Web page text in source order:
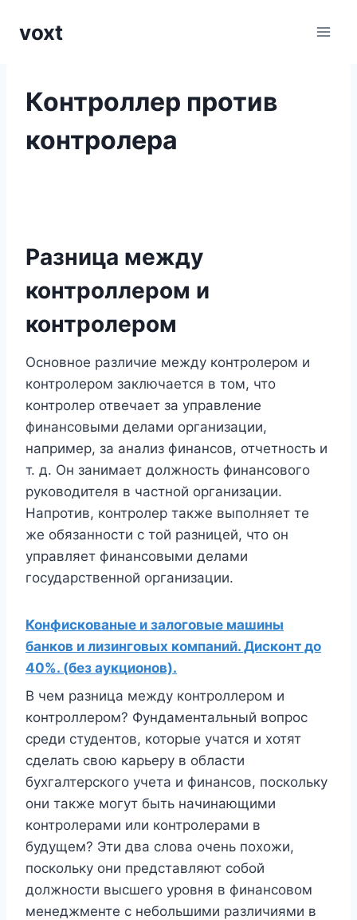
voxt
Контроллер против
контролера
Разница между
контроллером и
контролером
Основное различие между контролером и
контролером заключается в том, что
контролер отвечает за управление
финансовыми делами организации,
например, за анализ финансов, отчетность и
т. д. Он занимает должность финансового
руководителя в частной организации.
Напротив, контролер также выполняет те
же обязанности с той разницей, что он
управляет финансовыми делами
государственной организации.
Конфискованые и залоговые машины
банков и лизинговых компаний. Дисконт до
40%. (без аукционов).
В чем разница между контроллером и
контроллером? Фундаментальный вопрос
среди студентов, которые учатся и хотят
сделать свою карьеру в области
бухгалтерского учета и финансов, поскольку
они также могут быть начинающими
контролерами или контролерами в
будущем? Эти два слова очень похожи,
поскольку они представляют собой
должности высшего уровня в финансовом
менеджменте с небольшими различиями в